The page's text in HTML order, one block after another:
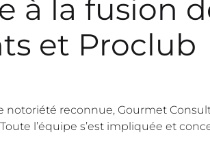
à la fusion
et Proclub
notoriété reconnue, Gourmet
l’équipe s’est impliquée et